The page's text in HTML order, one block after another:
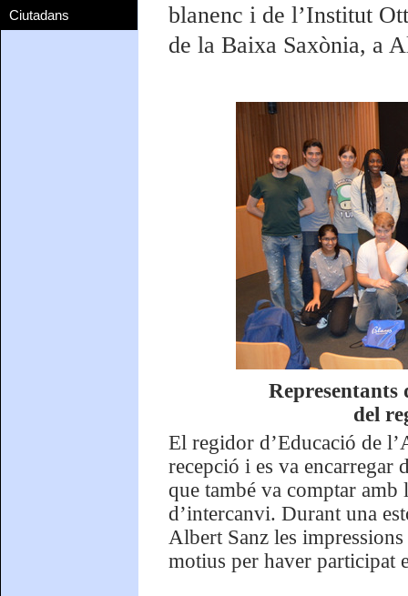
Ciutadans
blanenc i de l’Institut
de la Baixa Saxònia, a
Representants
del
El regidor d’Educació de
recepció i es va encarregar
que també va comptar amb
d’intercanvi. Durant una
Albert Sanz les
motius per haver participat